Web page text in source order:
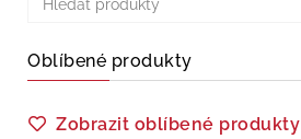
Oblíbené produkty
Zobrazit oblíbené produkty